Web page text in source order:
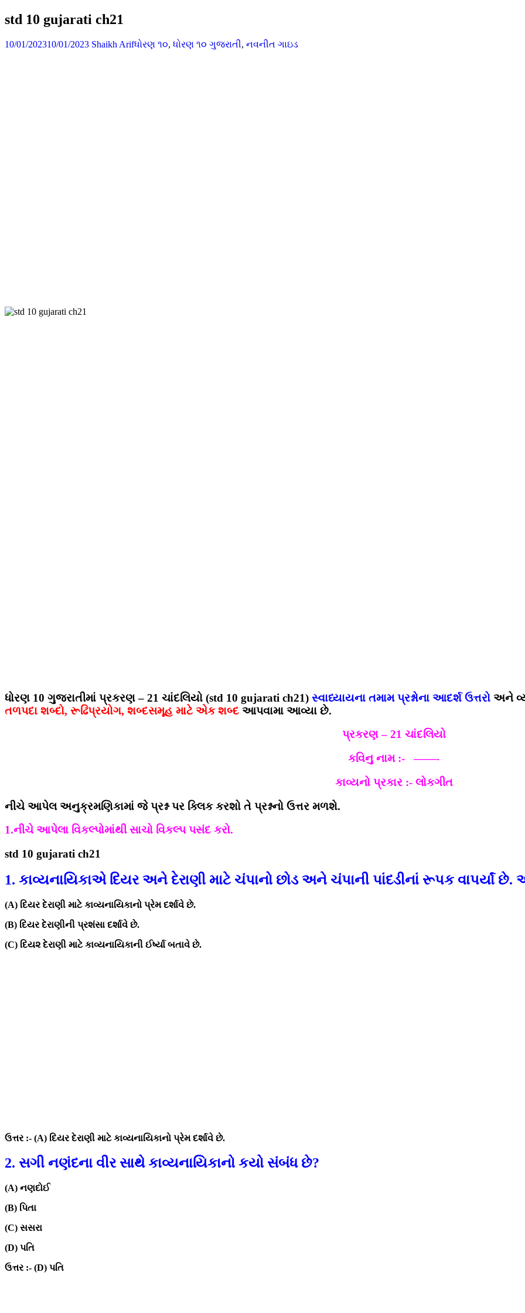
std 10 gujarati ch21
10/01/202310/01/2023 Shaikh Arifધોરણ ૧૦, ધોરણ ૧૦ ગુજરાતી, નવનીત ગાઇડ
ધોરણ 10 ગુજરાતીમાં પ્રકરણ – 21 ચાંદલિયો (std 10 gujarati ch21) સ્વાધ્યાયના તમામ પ્રશ્નોના આદર્શ ઉત્તરો અને
તળપદા શબ્દો, રૂઢિપ્રયોગ, શબ્દસમૂહ માટે એક શબ્દ આપવામા આવ્યા છે.
પ્રકરણ – 21 ચાંદલિયો
કવિનુ નામ :- ‌‌‌‌‌ ——-
કાવ્યનો પ્રકાર :- લોકગીત
નીચે આપેલ અનુક્રમણિકામાં જે પ્રશ્ન પર ક્લિક કરશો તે પ્રશ્નનો ઉત્તર મળશે.
1.નીચે આપેલા વિકલ્પોમાંથી સાચો વિકલ્પ પસંદ કરો.
std 10 gujarati ch21
1. કાવ્યનાયિકાએ દિયર અને દેરાણી માટે ચંપાનો છોડ અને ચંપાની પાંદડીનાં રૂપક વાપર્યાં
(A) દિયર દેરાણી માટે કાવ્યનાયિકાનો પ્રેમ દર્શાવે છે.
(B) દિયર દેરાણીની પ્રશંસા દર્શાવે છે.
(C) દિય૨ દેરાણી માટે કાવ્યનાયિકાની ઈર્ષ્યા બતાવે છે.
ઉત્તર :- (A) દિયર દેરાણી માટે કાવ્યનાયિકાનો પ્રેમ દર્શાવે છે.
2. સગી નણંદના વીર સાથે કાવ્યનાયિકાનો કયો સંબંધ છે?
(A) નણદોઈ
(B) પિતા
(C) સસરા
(D) પતિ
ઉત્તર :- (D) પતિ